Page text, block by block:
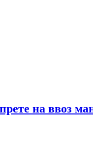
на ввоз